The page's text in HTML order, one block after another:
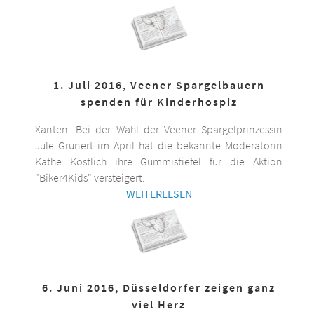
1. Juli 2016, Veener Spargelbauern
spenden für Kinderhospiz
Xanten. Bei der Wahl der Veener Spargelprinzessin
Jule Grunert im April hat die bekannte Moderatorin
Käthe Köstlich ihre Gummistiefel für die Aktion
"Biker4Kids" versteigert.
WEITERLESEN
6. Juni 2016, Düsseldorfer zeigen ganz
viel Herz